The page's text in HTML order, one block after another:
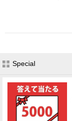
Special